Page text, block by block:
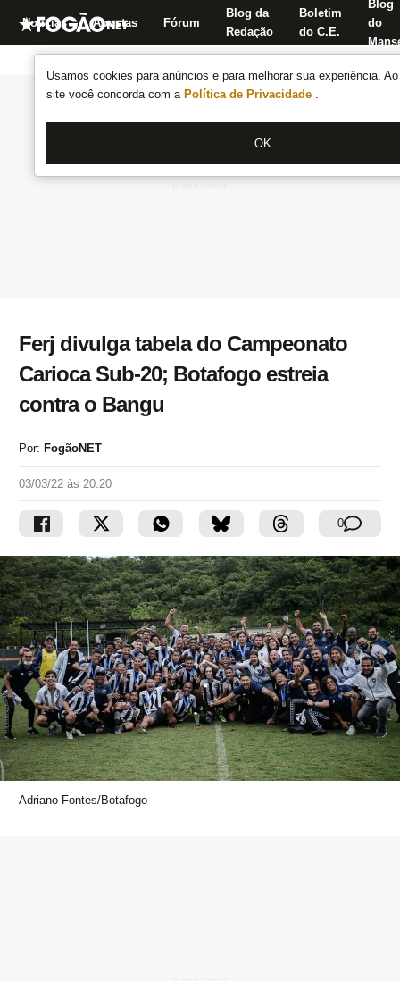
Usamos cookies para anúncios e para melhorar sua experiência.
site você concorda com a Política de Privacidade .
OK
Notícias Apostas Fórum
Blog da
Redação
Boletim
do C.E.
Blog
do
Ferj divulga tabela do Campeonato
Carioca Sub-20; Botafogo estreia
contra o Bangu
Por: FogãoNET
03/03/22 às 20:20
0
Adriano Fontes/Botafogo